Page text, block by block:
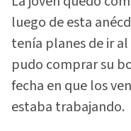
luego de esta
tenía planes de ir
pudo comprar su
fecha en que los
estaba trabajando.